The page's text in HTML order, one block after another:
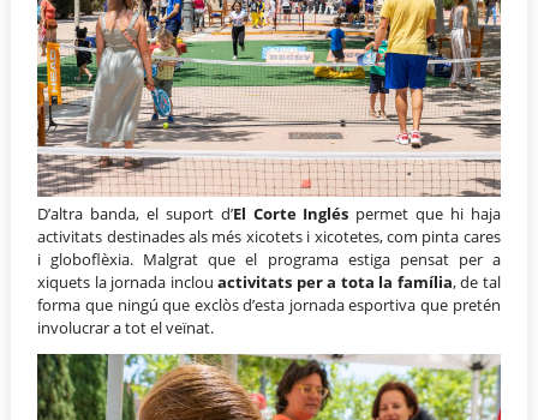
D’altra banda, el suport d’El Corte Inglés permet que hi haja
activitats destinades als més xicotets i xicotetes, com pinta cares
i globoflèxia. Malgrat que el programa estiga pensat per a
xiquets la jornada inclouactivitats per a tota la família, de tal
forma que ningú que exclòs d’esta jornada esportiva que pretén
involucrar a tot el veïnat.